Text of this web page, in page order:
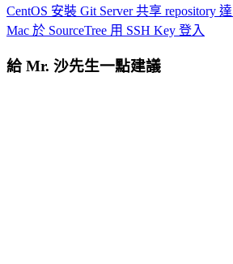
CentOS 安裝 Git Server 共享 repository
Mac 於 SourceTree 用 SSH Key 登入
給 Mr. 沙先生一點建議